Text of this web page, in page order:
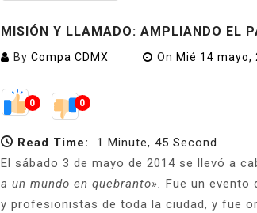
MISIÓN Y LLAMADO: AMPLIANDO EL
By Compa CDMX On Mié 14 mayo,
0 0
Read Time:
1 Minute, 45 Second
El sábado 3 de mayo de 2014 se llevó a
a un mundo en quebranto». Fue un evento
y profesionistas de toda la ciudad, y fue